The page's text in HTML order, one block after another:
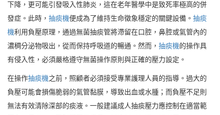
下降，更可能引發吸入性肺炎，這在老年醫學中是致死率極高的併
發症。此時， 抽痰機便成為了維持生命徵象穩定的關鍵設備。 抽痰
機利用負壓原理，通過無菌抽痰管將滯留在口腔，鼻腔或氣管內的
濃稠分泌物吸出，從而保持呼吸道的暢通。然而， 抽痰機的操作具
有侵入性，必須嚴格遵守無菌操作原則與正確的壓力設定。
在操作抽痰機之前，照顧者必須接受專業護理人員的指導。過大的
負壓可能會損傷脆弱的氣管黏膜，導致出血或水腫；而負壓不足則
無法有效清除深部的痰液。一般建議成人抽痰壓力應控制在適當範